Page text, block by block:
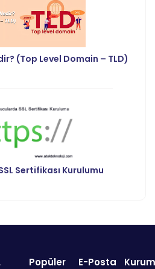
(Top Level Domain – TLD)
Sertifikası Kurulumu
Popüler
E-Posta